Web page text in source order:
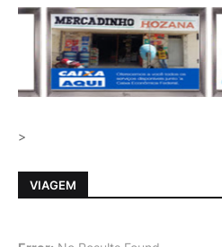
>
VIAGEM